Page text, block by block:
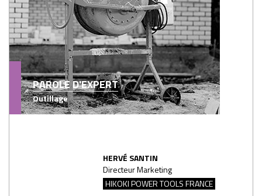
PAROLE D'EXPERT
Outillage
HERVÉ SANTIN
Directeur Marketing
HIKOKI POWER TOOLS FRANCE